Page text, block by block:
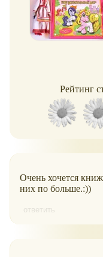
Рейтинг
Очень хочется
них по больше.:))
ответить